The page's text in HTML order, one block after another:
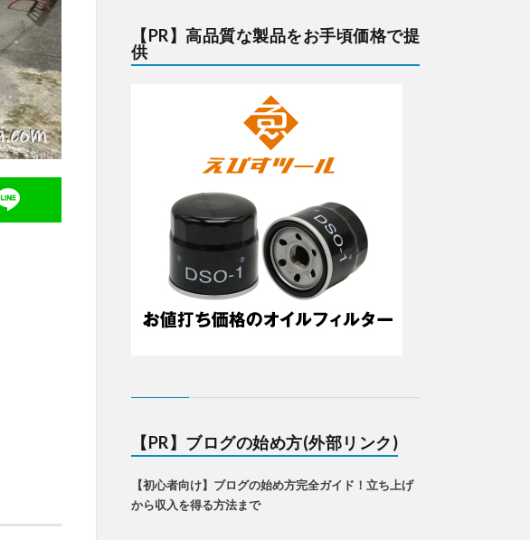
【PR】高品質な製品をお手頃価格で提
供
【PR】ブログの始め方(外部リンク)
【初心者向け】ブログの始め方完全ガイド！立ち上げ
から収入を得る方法まで